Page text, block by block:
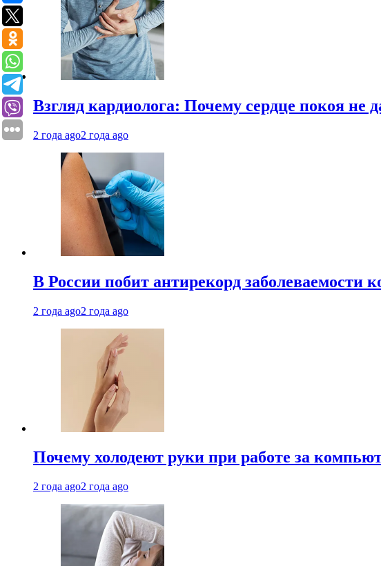
Взгляд кардиолога: Почему сердце покоя не
2 года ago2 года ago
В России побит антирекорд заболеваемости
2 года ago2 года ago
Почему холодеют руки при работе за
2 года ago2 года ago